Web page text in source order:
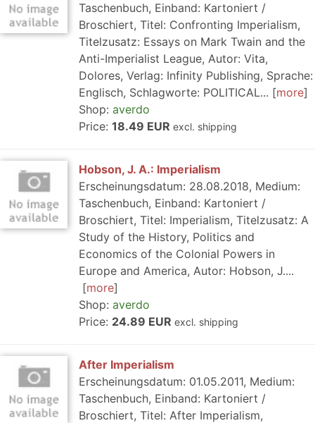
Taschenbuch, Einband: Kartoniert /
Broschiert, Titel: Confronting Imperialism,
Titelzusatz: Essays on Mark Twain and the
Anti-Imperialist League, Autor: Vita,
Dolores, Verlag: Infinity Publishing, Sprache:
Englisch, Schlagworte: POLITICAL...
more
Shop: averdo
Price: 18.49 EUR excl. shipping
Hobson, J. A.: Imperialism
Erscheinungsdatum: 28.08.2018, Medium:
Taschenbuch, Einband: Kartoniert /
Broschiert, Titel: Imperialism, Titelzusatz: A
Study of the History, Politics and
Economics of the Colonial Powers in
Europe and America, Autor: Hobson, J....
more
Shop: averdo
Price: 24.89 EUR excl. shipping
After Imperialism
Erscheinungsdatum: 01.05.2011, Medium:
Taschenbuch, Einband: Kartoniert /
Broschiert, Titel: After Imperialism,